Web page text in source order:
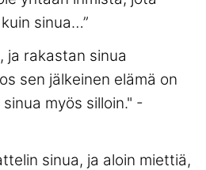
sinua…”
ja rakastan sinua
sen jälkeinen elämä on
myös silloin." -
sinua, ja aloin miettiä,